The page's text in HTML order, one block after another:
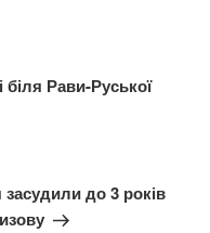
Рави-Руської
до 3 років